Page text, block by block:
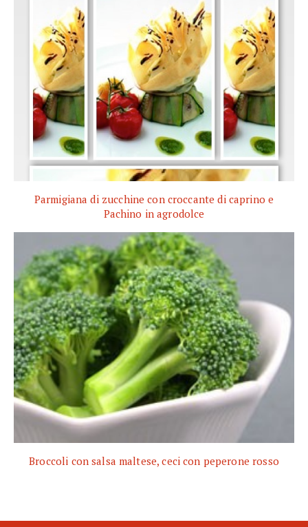
Parmigiana di zucchine con croccante di caprino e
Pachino in agrodolce
Broccoli con salsa maltese, ceci con peperone rosso